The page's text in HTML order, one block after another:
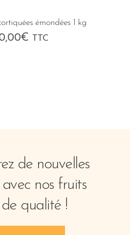
émondées 1 kg
€ TTC
de nouvelles
nos fruits
de qualité !